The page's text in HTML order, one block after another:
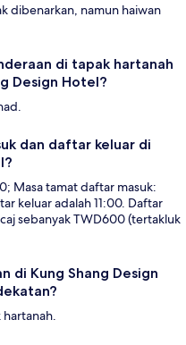
dibenarkan, namun haiwan
di tapak hartanah
Design Hotel?
dan daftar keluar di
Masa tamat daftar masuk:
keluar adalah 11:00. Daftar
sebanyak TWD600 (tertakluk
di Kung Shang Design